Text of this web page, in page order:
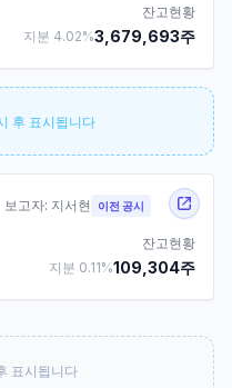
잔고현황
지분 4.02%3,679,693주
후 표시됩니다
보고자: 지서현 이전 공시
잔고현황
지분 0.11%109,304주
표시됩니다